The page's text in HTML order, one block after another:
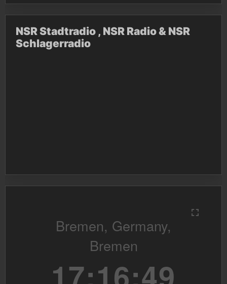
NSR Stadtradio , NSR Radio & NSR
Schlagerradio